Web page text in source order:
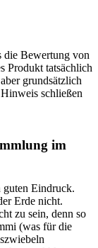
die Bewertung von
Produkt tatsächlich
grundsätzlich
Hinweis schließen
im
guten Eindruck.
Erde nicht.
zu sein, denn so
(was für die